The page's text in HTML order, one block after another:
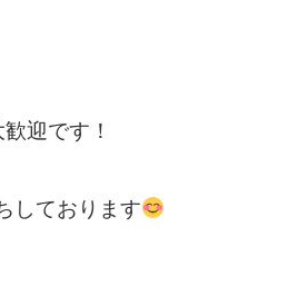
迎です！
しております